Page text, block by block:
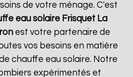
de votre ménage. C'est
eau solaire Frisquet La
est votre partenaire de
vos besoins en matière
chauffe eau solaire. Notre
expérimentés et